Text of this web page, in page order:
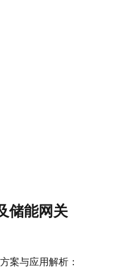
储能网关
案与应用解析：